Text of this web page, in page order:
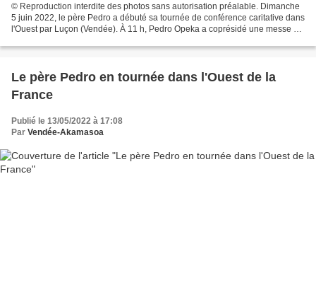
© Reproduction interdite des photos sans autorisation préalable. Dimanche
5 juin 2022, le père Pedro a débuté sa tournée de conférence caritative dans
l'Ouest par Luçon (Vendée). À 11 h, Pedro Opeka a coprésidé une messe en
Le père Pedro en tournée dans l'Ouest de la
France
Publié le 13/05/2022 à 17:08
Par Vendée-Akamasoa